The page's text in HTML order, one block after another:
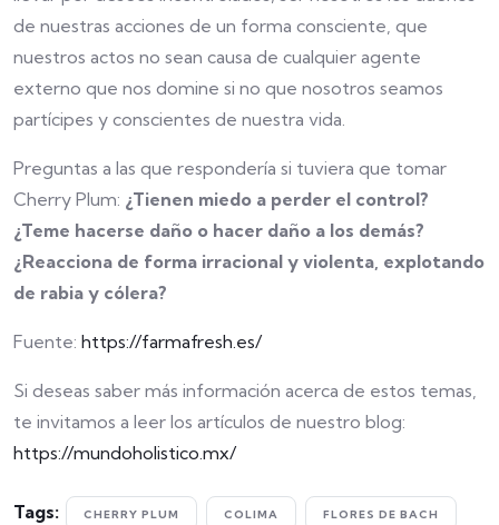
de nuestras acciones de un forma consciente, que
nuestros actos no sean causa de cualquier agente
externo que nos domine si no que nosotros seamos
partícipes y conscientes de nuestra vida.
Preguntas a las que respondería si tuviera que tomar
Cherry Plum: ¿Tienen miedo a perder el control?
¿Teme hacerse daño o hacer daño a los demás?
¿Reacciona de forma irracional y violenta, explotando
de rabia y cólera?
Fuente: https://farmafresh.es/
Si deseas saber más información acerca de estos temas,
te invitamos a leer los artículos de nuestro blog:
https://mundoholistico.mx/
Tags: CHERRY PLUM COLIMA FLORES DE BACH